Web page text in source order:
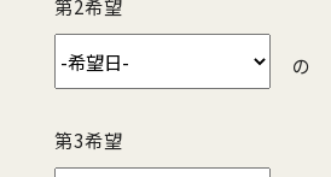
第2希望
の
第3希望